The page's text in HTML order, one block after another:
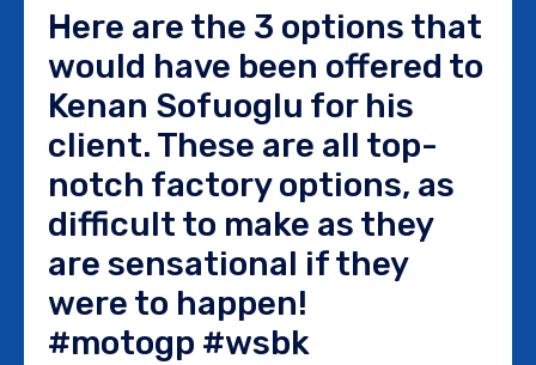
Here are the 3 options that
would have been offered to
Kenan Sofuoglu for his
client. These are all top-
notch factory options, as
difficult to make as they
are sensational if they
were to happen!
#motogp #wsbk